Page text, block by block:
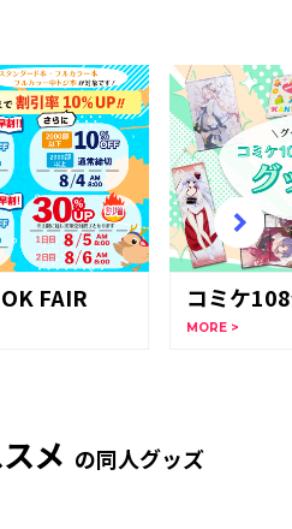
FAIR コミケ
MORE >
メ の同人グッズ